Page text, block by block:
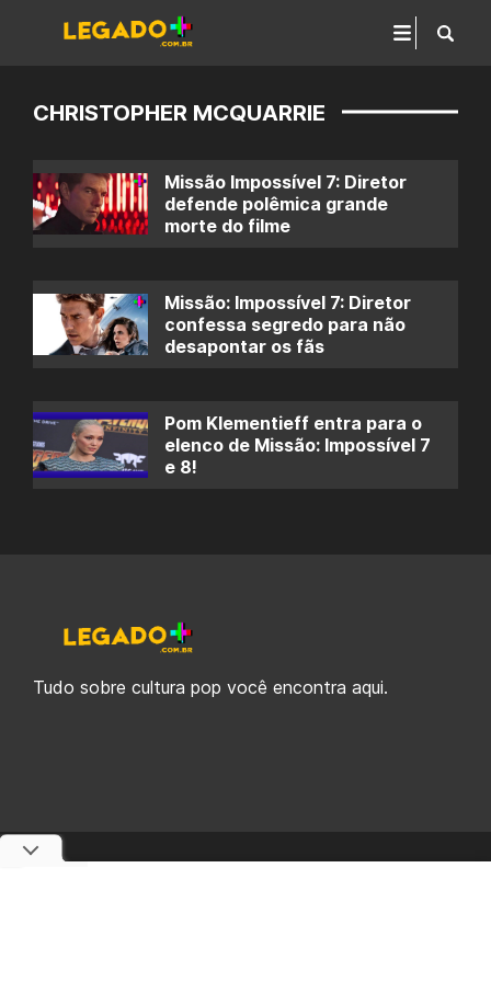
CHRISTOPHER MCQUARRIE
Missão Impossível 7: Diretor
defende polêmica grande
morte do filme
Missão: Impossível 7: Diretor
confessa segredo para não
desapontar os fãs
Pom Klementieff entra para o
elenco de Missão: Impossível 7
e 8!
Tudo sobre cultura pop você encontra aqui.